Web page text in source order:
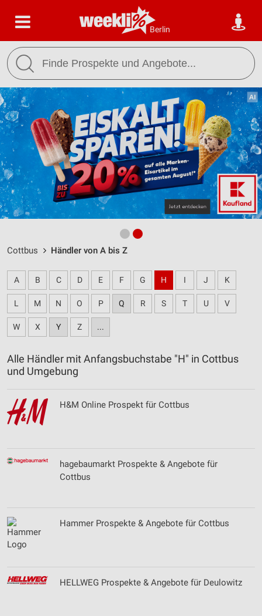
Berlin
Cottbus Händler von A bis Z
A B C D E F G H I J K
L M N O P Q R S T U V
W X Y Z ...
Alle Händler mit Anfangsbuchstabe "H" in Cottbus
und Umgebung
H&M Online Prospekt für Cottbus
hagebaumarkt Prospekte & Angebote für
Cottbus
Hammer Prospekte & Angebote für Cottbus
HELLWEG Prospekte & Angebote für Deulowitz